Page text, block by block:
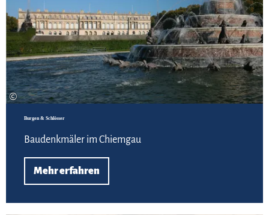
©
Burgen & Schlösser
Baudenkmäler im Chiemgau
Mehr erfahren